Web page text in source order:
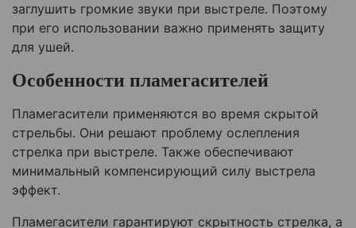
заглушить громкие звуки при выстреле. Поэтому
при его использовании важно применять защиту
для ушей.
Особенности пламегасителей
Пламегасители применяются во время скрытой
стрельбы. Они решают проблему ослепления
стрелка при выстреле. Также обеспечивают
минимальный компенсирующий силу выстрела
эффект.
Пламегасители гарантируют скрытность стрелка, а